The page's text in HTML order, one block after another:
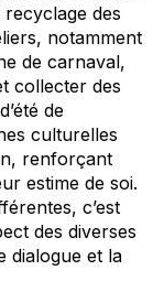
des
notamment
de carnaval,
collecter des
de
culturelles
renforçant
estime de soi.
c’est
des diverses
dialogue et la